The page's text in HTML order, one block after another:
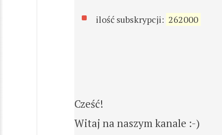
ilość subskrypcji: 262000
Cześć!
Witaj na naszym kanale :-)